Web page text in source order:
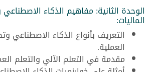
الوحدة الثانية: مفاهيم الذكاء
الماليات:
التعريف بأنواع الذكاء الاصطناعي
العملية.
مقدمة في التعلم الآلي والتعلم